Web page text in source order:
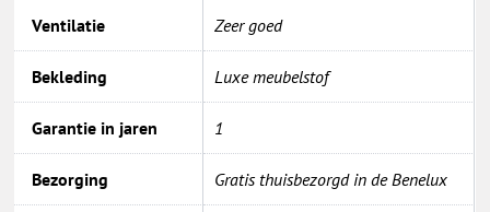
Ventilatie Zeer goed
Bekleding Luxe meubelstof
Garantie in jaren 1
Bezorging Gratis thuisbezorgd in de Benelux